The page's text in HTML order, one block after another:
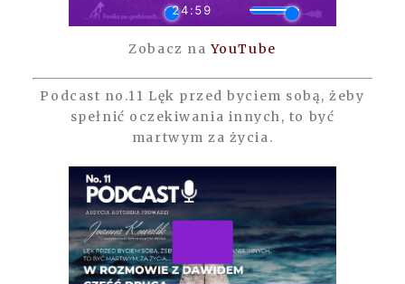
Zobacz na YouTube
Podcast no.11 Lęk przed byciem sobą, żeby
spełnić oczekiwania innych, to być
martwym za życia.